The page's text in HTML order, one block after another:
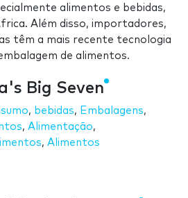
alimentos e bebidas,
Além disso, importadores,
têm a mais recente tecnologia
de alimentos.
Big Seven
, bebidas, Embalagens,
, Alimentação,
, Alimentos